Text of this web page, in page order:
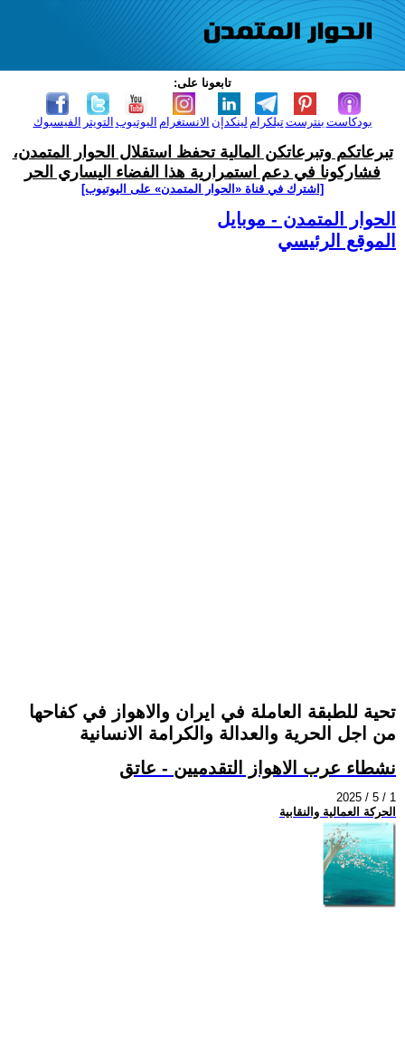
تابعونا على:
الفيسبوك التويتر اليوتيوب الانستغرام لينكدإن تيلكرامبنترست بودكاست
تبرعاتكم وتبرعاتكن المالية تحفظ استقلال الحوار المتمدن،
فشاركونا في دعم استمرارية هذا الفضاء اليساري الحر
[اشترك في قناة ‫«الحوار المتمدن» على اليوتيوب]
الحوار المتمدن - موبايل
الموقع الرئيسي
تحية للطبقة العاملة في ايران والاهواز في كفاحها
من اجل الحرية والعدالة والكرامة الانسانية
نشطاء عرب الاهواز التقدميين - عاتق
2025 / 5 / 1
الحركة العمالية والنقابية